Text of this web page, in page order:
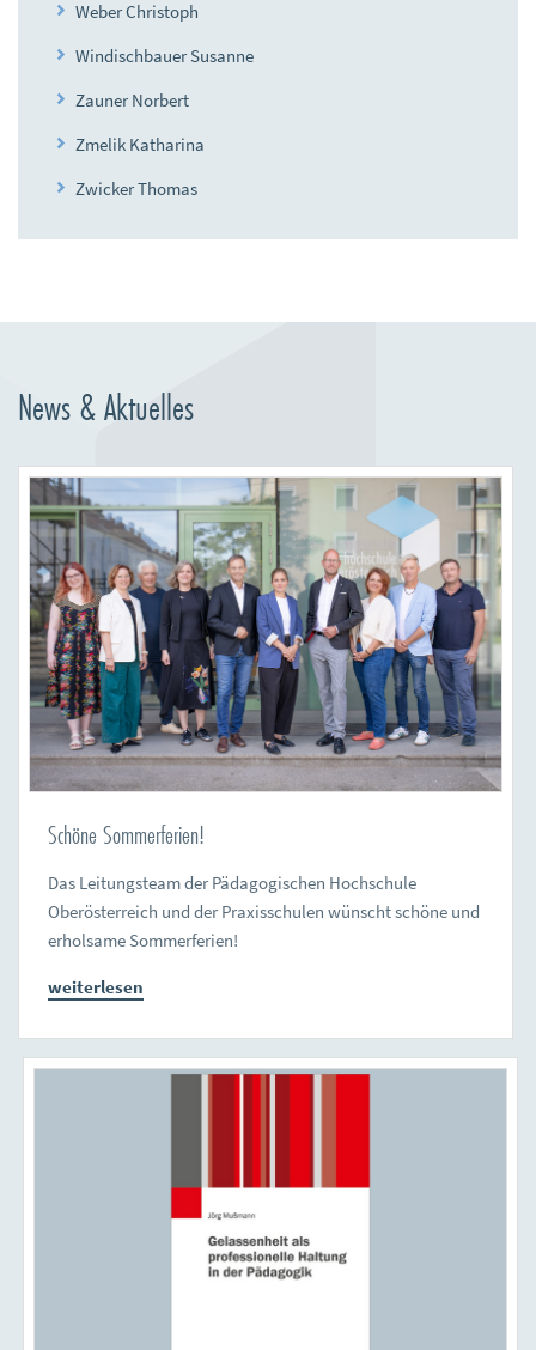
Weber Christoph
Windischbauer Susanne
Zauner Norbert
Zmelik Katharina
Zwicker Thomas
News & Aktuelles
Schöne Sommerferien!
Das Leitungsteam der Pädagogischen Hochschule
Oberösterreich und der Praxisschulen wünscht schöne und
erholsame Sommerferien!
weiterlesen